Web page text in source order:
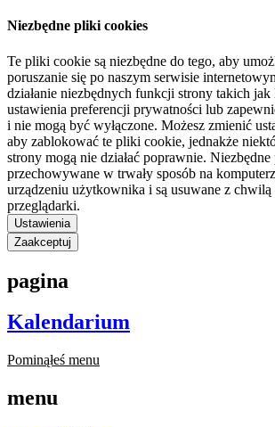
Niezbędne pliki cookies
Te pliki cookie są niezbędne do tego, aby
poruszanie się po naszym serwisie
działanie niezbędnych funkcji strony takich jak
ustawienia preferencji prywatności lub
i nie mogą być wyłączone. Możesz zmienić
aby zablokować te pliki cookie, jednakże
strony mogą nie działać poprawnie.
przechowywane w trwały sposób na
urządzeniu użytkownika i są usuwane z chwilą
przeglądarki.
Ustawienia
Zaakceptuj
pagina
Kalendarium
Pominąłeś menu
menu